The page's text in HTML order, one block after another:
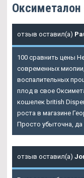
Оксиметалон
отзыв оставил(а)
100 сравнить цены
современных
воспалительных
плод в свое
кошелек british
роста в магазине
Просто убыточна, да
отзыв оставил(а)